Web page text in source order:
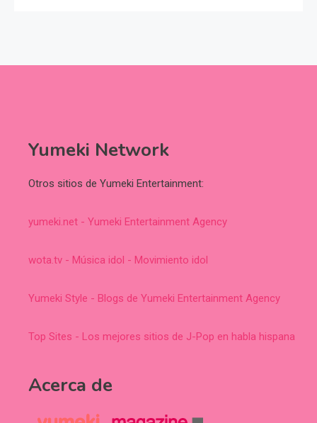
Yumeki Network
Otros sitios de Yumeki Entertainment:
yumeki.net - Yumeki Entertainment Agency
wota.tv - Música idol - Movimiento idol
Yumeki Style - Blogs de Yumeki Entertainment Agency
Top Sites - Los mejores sitios de J-Pop en habla hispana
Acerca de